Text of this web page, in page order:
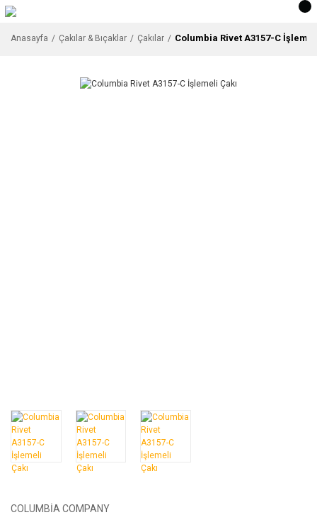
Anasayfa Çakılar & Bıçaklar Çakılar Columbia Rivet A3157-C
COLUMBIA COMPANY